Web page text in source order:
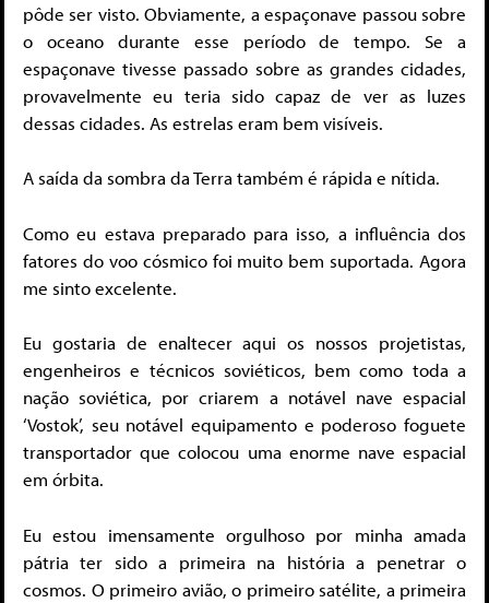
pôde ser visto. Obviamente, a espaçonave passou sobre
o oceano durante esse período de tempo. Se a
espaçonave tivesse passado sobre as grandes cidades,
provavelmente eu teria sido capaz de ver as luzes
dessas cidades. As estrelas eram bem visíveis.
A saída da sombra da Terra também é rápida e nítida.
Como eu estava preparado para isso, a influência dos
fatores do voo cósmico foi muito bem suportada. Agora
me sinto excelente.
Eu gostaria de enaltecer aqui os nossos projetistas,
engenheiros e técnicos soviéticos, bem como toda a
nação soviética, por criarem a notável nave espacial
‘Vostok’, seu notável equipamento e poderoso foguete
transportador que colocou uma enorme nave espacial
em órbita.
Eu estou imensamente orgulhoso por minha amada
pátria ter sido a primeira na história a penetrar o
cosmos. O primeiro avião, o primeiro satélite, a primeira